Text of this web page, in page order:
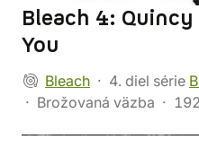
Bleach 4:
You
Bleach 4. diel série
Brožovaná väzba